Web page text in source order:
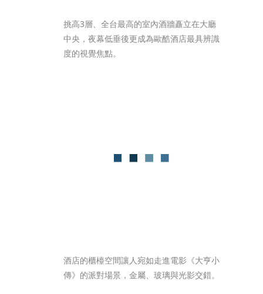
挑高3層、全台最高的室內酒牆矗立在大廳
中央，夜幕低垂後更成為歐酷酒店最具辨識
度的視覺焦點。
酒店的櫃檯空間讓人宛如走進電影《大亨小
傳》的派對場景，金屬、玻璃與光影交錯。